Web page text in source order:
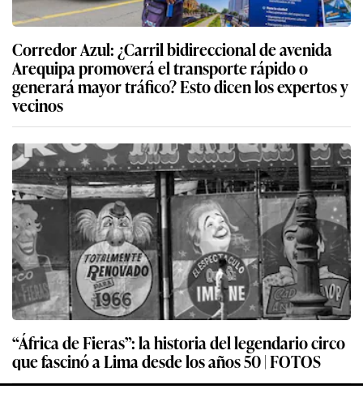
Corredor Azul: ¿Carril bidireccional de avenida
Arequipa promoverá el transporte rápido o
generará mayor tráfico? Esto dicen los expertos y
vecinos
“África de Fieras”: la historia del legendario circo
que fascinó a Lima desde los años 50 | FOTOS